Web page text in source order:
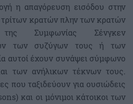
η απαγόρευση εισόδου στην
κρατών πλην των κρατών
Συμφωνίας Σένγκεν
των συζύγων τους ή των
αυτοί έχουν συνάψει σύμφωνο
των ανήλικων τέκνων τους.
που ταξιδεύουν για ουσιώδεις
και οι μόνιμοι κάτοικοι των